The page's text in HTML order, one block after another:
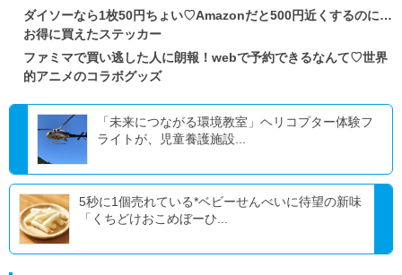
ダイソーなら1枚50円ちょい♡Amazonだと500円近くするのに…
お得に買えたステッカー
ファミマで買い逃した人に朗報！webで予約できるなんて♡世界
的アニメのコラボグッズ
「未来につながる環境教室」ヘリコプター体験フ
ライトが、児童養護施設...
5秒に1個売れている*ベビーせんべいに待望の新味
「くちどけおこめぼーひ...